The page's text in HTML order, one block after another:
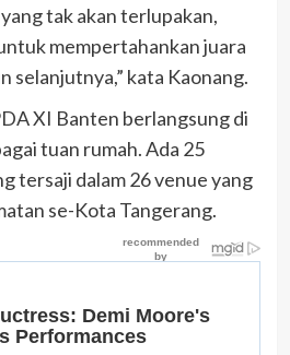
tak akan terlupakan,
mempertahankan juara
selanjutnya,” kata Kaonang.
XI Banten berlangsung di
tuan rumah. Ada 25
tersaji dalam 26 venue yang
se-Kota Tangerang.